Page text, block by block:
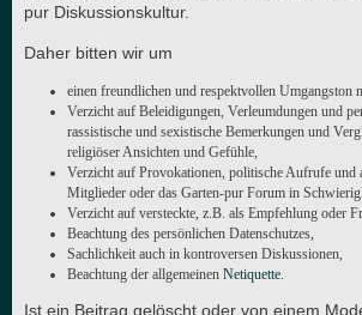
pur Diskussionskultur.
Daher bitten wir um
einen freundlichen und respektvollen Umgangston
Verzicht auf Beleidigungen, Verleumdungen und
rassistische und sexistische Bemerkungen und
religiöser Ansichten und Gefühle,
Verzicht auf Provokationen, politische Aufrufe und
Mitglieder oder das Garten-pur Forum in
Verzicht auf versteckte, z.B. als Empfehlung oder
Beachtung des persönlichen Datenschutzes,
Sachlichkeit auch in kontroversen Diskussionen,
Beachtung der allgemeinen Netiquette.
Ist ein Beitrag gelöscht oder von einem